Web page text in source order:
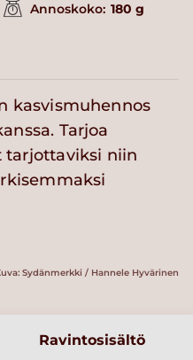
Annoskoko: 180 g
kasvismuhennos
Tarjoa
tarjottaviksi niin
Sydänmerkki / Hannele Hyvärinen
Ravintosisältö